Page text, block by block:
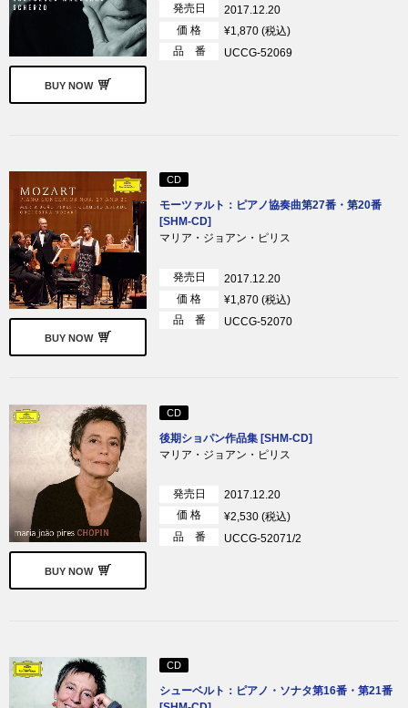
BUY NOW
発売日
2017.12.20
価 格
¥1,870 (税込)
品 番
UCCG-52069
BUY NOW
CD
モーツァルト：ピアノ協奏曲第27番・第20番
[SHM-CD]
マリア・ジョアン・ピリス
発売日
2017.12.20
価 格
¥1,870 (税込)
品 番
UCCG-52070
BUY NOW
CD
後期ショパン作品集 [SHM-CD]
マリア・ジョアン・ピリス
発売日
2017.12.20
価 格
¥2,530 (税込)
品 番
UCCG-52071/2
CD
シューベルト：ピアノ・ソナタ第16番・第21番